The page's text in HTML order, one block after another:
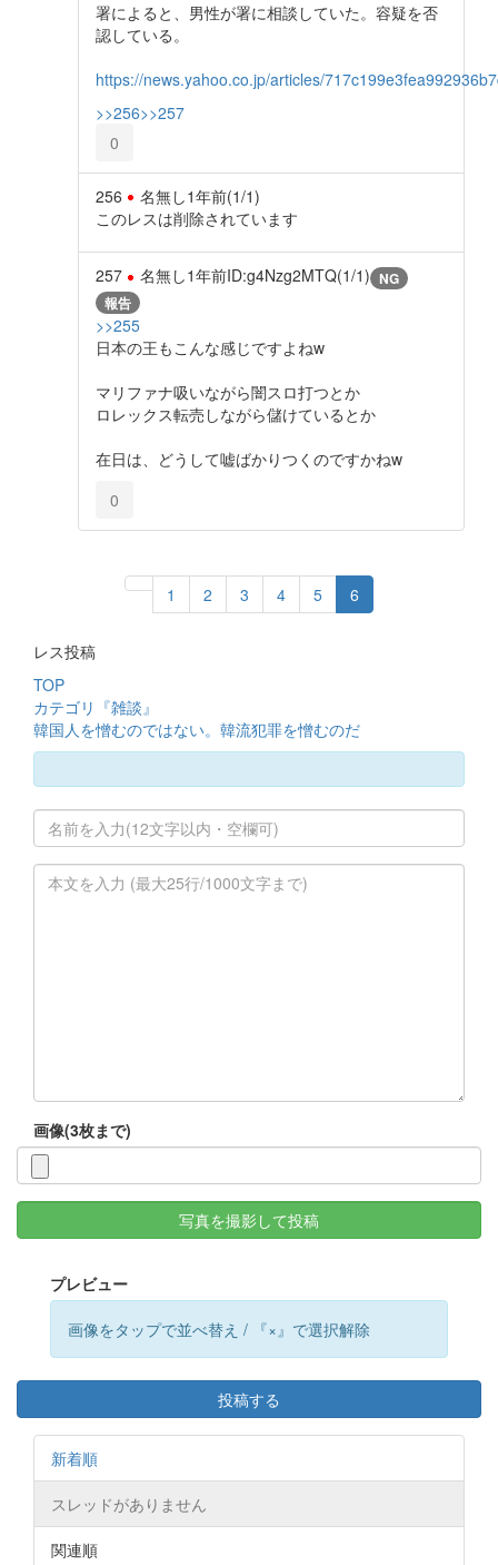
署によると、男性が署に相談していた。容疑を否
認している。
https://news.yahoo.co.jp/articles/
>>256>>257
0
256 名無し1年前(1/1)
このレスは削除されています
257 名無し1年前ID:g4Nzg2MTQ(1/1) NG
報告
>>255
日本の王もこんな感じですよねw
マリファナ吸いながら闇スロ打つとか
ロレックス転売しながら儲けているとか
在日は、どうして嘘ばかりつくのですかねw
0
1 2 3 4 5 6
レス投稿
TOP
カテゴリ『雑談』
韓国人を憎むのではない。韓流犯罪を憎むのだ
画像(3枚まで)
写真を撮影して投稿
プレビュー
画像をタップで並べ替え / 『×』で選択解除
投稿する
新着順
スレッドがありません
関連順